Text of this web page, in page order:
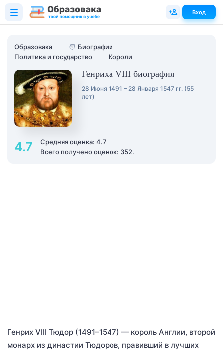
Образовака 🧑 Биографии
Политика и государство
Короли
Генриха VIII биография
28 Июня 1491 – 28 Января 1547 гг. (55
лет)
4.7
Средняя оценка: 4.7
Всего получено оценок: 352.
Генрих VIII Тюдор (1491–1547) — король Англии, второй
монарх из династии Тюдоров, правивший в лучших
Вход